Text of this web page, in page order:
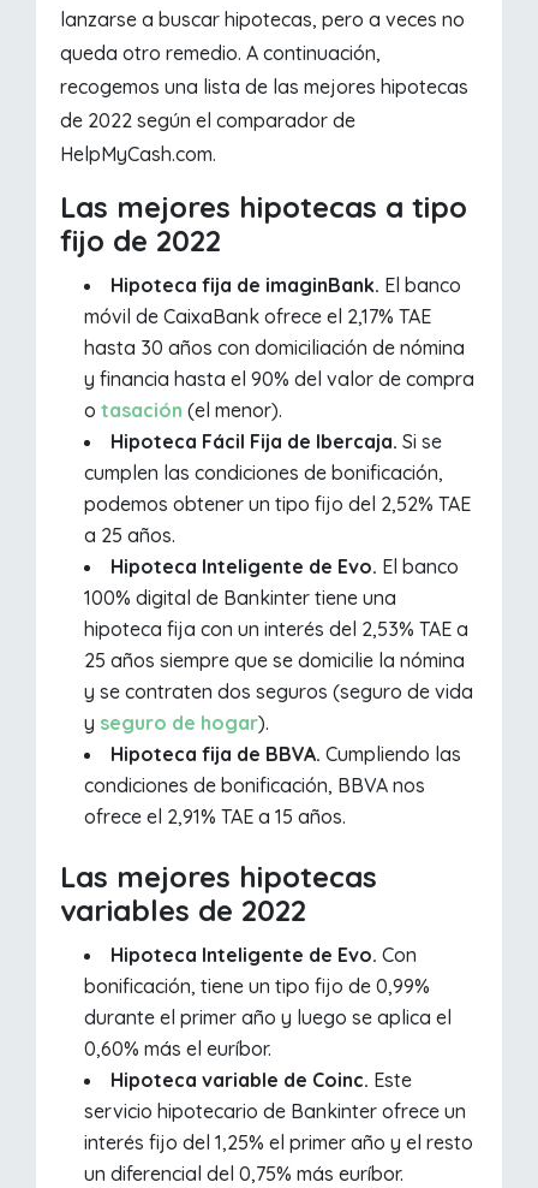
lanzarse a buscar hipotecas, pero a veces no
queda otro remedio. A continuación,
recogemos una lista de las mejores hipotecas
de 2022 según el comparador de
HelpMyCash.com.
Las mejores hipotecas a tipo
fijo de 2022
Hipoteca fija de imaginBank. El banco
móvil de CaixaBank ofrece el 2,17% TAE
hasta 30 años con domiciliación de nómina
y financia hasta el 90% del valor de compra
otasación (el menor).
Hipoteca Fácil Fija de Ibercaja.Si se
cumplen las condiciones de bonificación,
podemos obtener un tipo fijo del 2,52% TAE
a 25 años.
Hipoteca Inteligente de Evo. El banco
100% digital de Bankinter tiene una
hipoteca fija con un interés del 2,53% TAE a
25 años siempre que se domicilie la nómina
y se contraten dos seguros (seguro de vida
y seguro de hogar).
Hipoteca fija de BBVA.Cumpliendo las
condiciones de bonificación, BBVA nos
ofrece el 2,91% TAE a 15 años.
Las mejores hipotecas
variables de 2022
Hipoteca Inteligente de Evo. Con
bonificación, tiene un tipo fijo de 0,99%
durante el primer año y luego se aplica el
0,60% más el euríbor.
Hipoteca variable de Coinc. Este
servicio hipotecario de Bankinter ofrece un
interés fijo del 1,25% el primer año y el resto
un diferencial del 0,75% más euríbor.